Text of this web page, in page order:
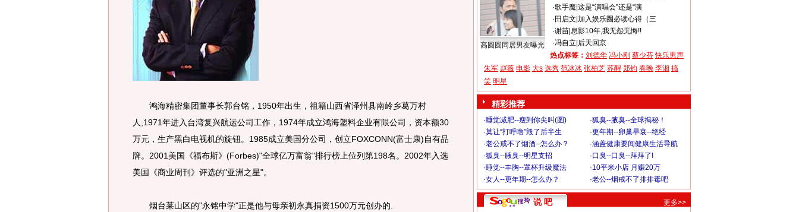
鸿海精密集团董事长郭台铭，1950年出生，祖籍山西省泽州县南岭乡葛万村
人,1971年进入台湾复兴航运公司工作，1974年成立鸿海塑料企业有限公司，资本额30
万元，生产黑白电视机的旋钮。1985成立美国分公司，创立FOXCONN(富士康)自有品
牌。2001美国《福布斯》(Forbes)"全球亿万富翁"排行榜上位列第198名。2002年入选
美国《商业周刊》评选的"亚洲之星"。
烟台莱山区的"永铭中学"正是他与母亲初永真捐资1500万元创办的.
高圆圆同居男友曝光
·歌手魔| 这是“演唱会”还是“演
· 田启文 加入娱乐圈必读心得（三
·谢苗| 息影10年,我无怨无悔!!
·冯自立 后天回京
热点标签： 刘德华 冯小刚 蔡少芬 快乐男声
朱军 赵薇 电影 大s 选秀 范冰冰 张柏芝 苏醒 郑钧 春晚 李湘 搞
笑 明星
精彩推荐
·睡觉减肥--瘦到你尖叫(图) ·狐臭--腋臭--全球揭秘！
·莫让“打呼噜”毁了后半生 ·更年期--卵巢早衰--绝经
·老公戒不了烟酒--怎么办？ ·涵盖健康要闻健康生活导航
·狐臭--腋臭--明星支招 ·口臭--口臭--拜拜了!
·睡觉--丰胸--罩杯升级魔法 ·10平米小店 月赚20万
·女人--更年期--怎么办？ ·老公--烟戒不了排排毒吧
说 吧 更多>>